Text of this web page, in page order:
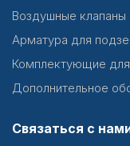
Воздушные клапаны
Арматура для
Комплектующие для
Дополнительное
Связаться с